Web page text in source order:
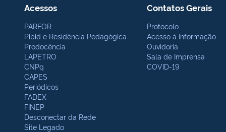
Acessos
PARFOR
Pibid e Residência Pedagógica
Prodocência
LAPETRO
CNPq
CAPES
Periódicos
FADEX
FINEP
Desconectar da Rede
Site Legado
Contatos Gerais
Protocolo
Acesso à Informação
Ouvidoria
Sala de Imprensa
COVID-19